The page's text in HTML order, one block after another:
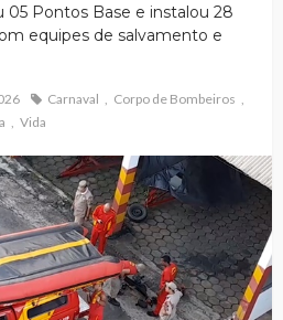
Pontos Base e instalou 28
equipes de salvamento e
Carnaval
Corpo de Bombeiros
Vida